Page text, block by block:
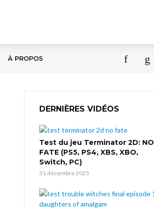
À PROPOS
DERNIÈRES VIDÉOS
Test du jeu Terminator 2D: NO
FATE (PS5, PS4, XBS, XBO,
Switch, PC)
31 décembre 2025